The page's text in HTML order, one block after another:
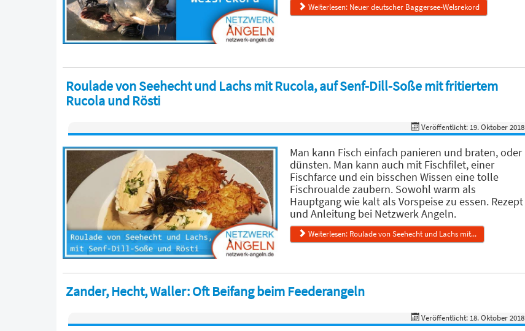
Weiterlesen: Neuer deutscher Baggersee-Welsrekord
Roulade von Seehecht und Lachs mit Rucola, auf Senf-Dill-Soße mit fritiertem
Rucola und Rösti
Veröffentlicht: 19. Oktober 2018
Man kann Fisch einfach panieren und braten, oder
dünsten. Man kann auch mit Fischfilet, einer
Fischfarce und ein bisschen Wissen eine tolle
Fischroualde zaubern. Sowohl warm als
Hauptgang wie kalt als Vorspeise zu essen. Rezept
und Anleitung bei Netzwerk Angeln.
Weiterlesen: Roulade von Seehecht und Lachs mit...
Zander, Hecht, Waller: Oft Beifang beim Feederangeln
Veröffentlicht: 18. Oktober 2018